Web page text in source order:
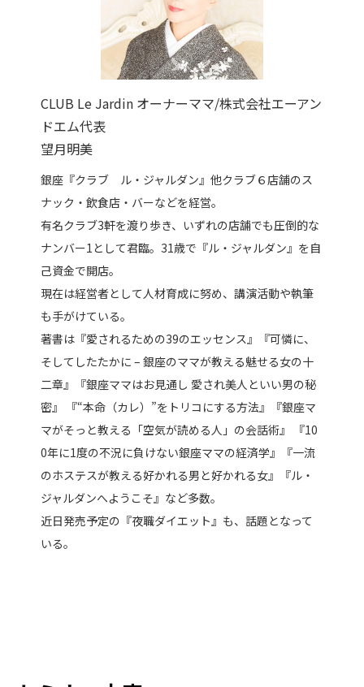
CLUB Le Jardin オーナーママ/株式会社エーアン
ドエム代表
望月明美
銀座『クラブ ル・ジャルダン』他クラブ６店舗のス
ナック・飲食店・バーなどを経営。
有名クラブ3軒を渡り歩き、いずれの店舗でも圧倒的な
ナンバー1として君臨。31歳で『ル・ジャルダン』を自
己資金で開店。
現在は経営者として人材育成に努め、講演活動や執筆
も手がけている。
著書は『愛されるための39のエッセンス』『可憐に、
そしてしたたかに – 銀座のママが教える魅せる女の十
二章』『銀座ママはお見通し 愛され美人といい男の秘
密』 『“本命（カレ）”をトリコにする方法』『銀座マ
マがそっと教える「空気が読める人」の会話術』 『10
0年に1度の不況に負けない銀座ママの経済学』『一流
のホステスが教える好かれる男と好かれる女』『ル・
ジャルダンへようこそ』など多数。
近日発売予定の『夜職ダイエット』も、話題となって
いる。